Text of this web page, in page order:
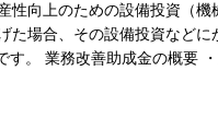
性向上のための設備投資（
た場合、その設備投資など
。 業務改善助成金の概要